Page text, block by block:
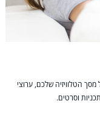
מסך הטלוויזיה שלכם, ערוצי